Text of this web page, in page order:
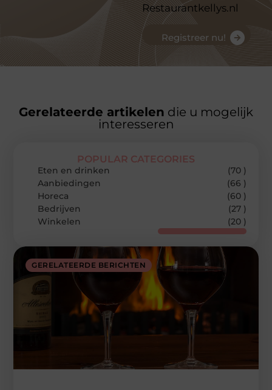
Restaurantkellys.nl
Registreer nu!
Gerelateerde artikelen die u mogelijk
interesseren
GERELATEERDE BERICHTEN
POPULAR CATEGORIES
Eten en drinken
(70 )
Aanbiedingen
(66 )
Horeca
(60 )
Bedrijven
(27 )
Winkelen
(20 )